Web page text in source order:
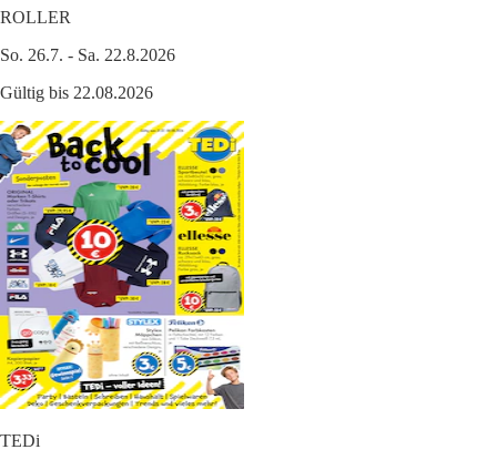
ROLLER
So. 26.7. - Sa. 22.8.2026
Gültig bis 22.08.2026
TEDi